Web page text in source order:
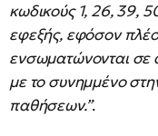
κωδικούς 1, 26, 39,
εφεξής, εφόσον
ενσωματώνονται σε
με το συνημμένο
παθήσεων.”.